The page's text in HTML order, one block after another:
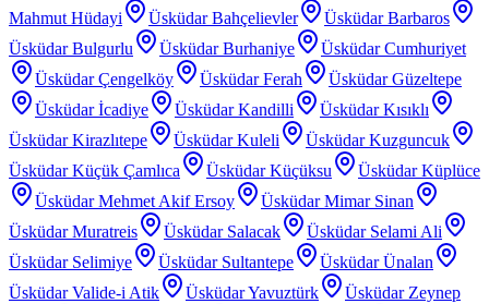
Mahmut Hüdayi Üsküdar Bahçelievler
Üsküdar Barbaros
Üsküdar Bulgurlu
Üsküdar Burhaniye
Üsküdar Cumhuriyet
Üsküdar Çengelköy
Üsküdar Ferah
Üsküdar Güzeltepe
Üsküdar İcadiye
Üsküdar Kandilli
Üsküdar Kısıklı
Üsküdar Kirazlıtepe
Üsküdar Kuleli
Üsküdar Kuzguncuk
Üsküdar Küçük Çamlıca
Üsküdar Küçüksu
Üsküdar Küplüce
Üsküdar Mehmet Akif Ersoy
Üsküdar Mimar Sinan
Üsküdar Muratreis
Üsküdar Salacak
Üsküdar Selami Ali
Üsküdar Selimiye
Üsküdar Sultantepe
Üsküdar Ünalan
Üsküdar Valide-i Atik
Üsküdar Yavuztürk
Üsküdar Zeynep